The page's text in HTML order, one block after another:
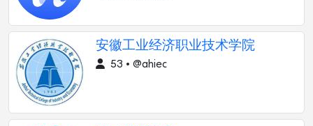
安徽工业经济职业技术学院
53 • @ahiec